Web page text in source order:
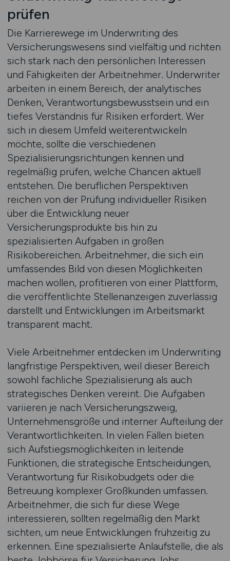
prüfen
Die Karrierewege im Underwriting des
Versicherungswesens sind vielfältig und richten
sich stark nach den persönlichen Interessen
und Fähigkeiten der Arbeitnehmer. Underwriter
arbeiten in einem Bereich, der analytisches
Denken, Verantwortungsbewusstsein und ein
tiefes Verständnis für Risiken erfordert. Wer
sich in diesem Umfeld weiterentwickeln
möchte, sollte die verschiedenen
Spezialisierungsrichtungen kennen und
regelmäßig prüfen, welche Chancen aktuell
entstehen. Die beruflichen Perspektiven
reichen von der Prüfung individueller Risiken
über die Entwicklung neuer
Versicherungsprodukte bis hin zu
spezialisierten Aufgaben in großen
Risikobereichen. Arbeitnehmer, die sich ein
umfassendes Bild von diesen Möglichkeiten
machen wollen, profitieren von einer Plattform,
die veröffentlichte Stellenanzeigen zuverlässig
darstellt und Entwicklungen im Arbeitsmarkt
transparent macht.
Viele Arbeitnehmer entdecken im Underwriting
langfristige Perspektiven, weil dieser Bereich
sowohl fachliche Spezialisierung als auch
strategisches Denken vereint. Die Aufgaben
variieren je nach Versicherungszweig,
Unternehmensgröße und interner Aufteilung der
Verantwortlichkeiten. In vielen Fällen bieten
sich Aufstiegsmöglichkeiten in leitende
Funktionen, die strategische Entscheidungen,
Verantwortung für Risikobudgets oder die
Betreuung komplexer Großkunden umfassen.
Arbeitnehmer, die sich für diese Wege
interessieren, sollten regelmäßig den Markt
sichten, um neue Entwicklungen frühzeitig zu
erkennen. Eine spezialisierte Anlaufstelle, die als